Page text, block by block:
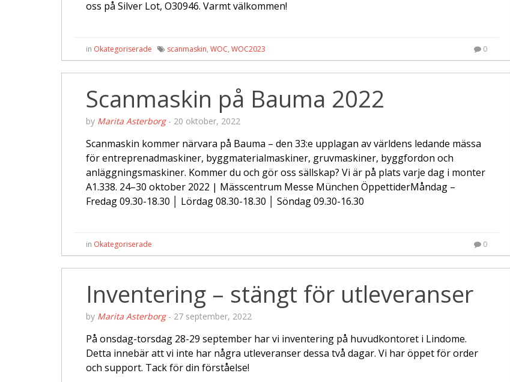
oss på Silver Lot, O30946. Varmt välkommen!
in Okategoriserade scanmaskin, WOC, WOC2023 0
Scanmaskin på Bauma 2022
by Marita Asterborg- 20 oktober, 2022
Scanmaskin kommer närvara på Bauma – den 33:e upplagan av världens ledande mässa
för entreprenadmaskiner, byggmaterialmaskiner, gruvmaskiner, byggfordon och
anläggningsmaskiner. Kommer du och gör oss sällskap? Vi är på plats varje dag i monter
A1.338. 24–30 oktober 2022 | Mässcentrum Messe München ÖppettiderMåndag –
Fredag 09.30-18.30 │ Lördag 08.30-18.30 │ Söndag 09.30-16.30
in Okategoriserade 0
Inventering – stängt för utleveranser
by Marita Asterborg- 27 september, 2022
På onsdag-torsdag 28-29 september har vi inventering på huvudkontoret i Lindome.
Detta innebär att vi inte har några utleveranser dessa två dagar. Vi har öppet för order
och support. Tack för din förståelse!